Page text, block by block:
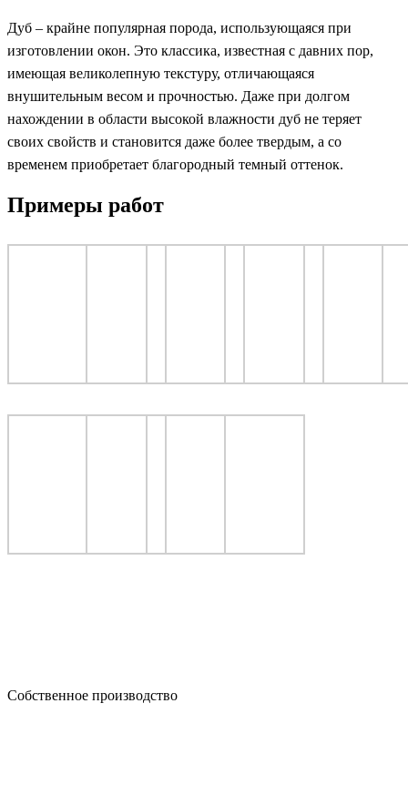
Дуб – крайне популярная порода, использующаяся при
изготовлении окон. Это классика, известная с давних пор,
имеющая великолепную текстуру, отличающаяся
внушительным весом и прочностью. Даже при долгом
нахождении в области высокой влажности дуб не теряет
своих свойств и становится даже более твердым, а со
временем приобретает благородный темный оттенок.
Примеры работ
Собственное производство